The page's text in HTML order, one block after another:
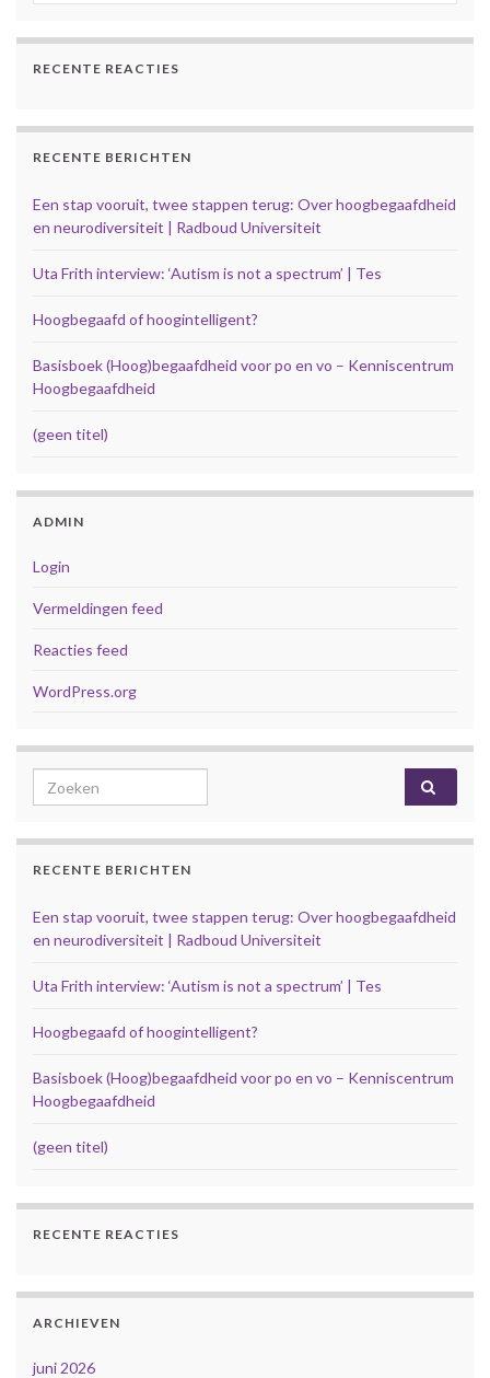
RECENTE REACTIES
RECENTE BERICHTEN
Een stap vooruit, twee stappen terug: Over hoogbegaafdheid
en neurodiversiteit | Radboud Universiteit
Uta Frith interview: ‘Autism is not a spectrum’ | Tes
Hoogbegaafd of hoogintelligent?
Basisboek (Hoog)begaafdheid voor po en vo – Kenniscentrum
Hoogbegaafdheid
(geen titel)
ADMIN
Login
Vermeldingen feed
Reacties feed
WordPress.org
Search for:
RECENTE BERICHTEN
Een stap vooruit, twee stappen terug: Over hoogbegaafdheid
en neurodiversiteit | Radboud Universiteit
Uta Frith interview: ‘Autism is not a spectrum’ | Tes
Hoogbegaafd of hoogintelligent?
Basisboek (Hoog)begaafdheid voor po en vo – Kenniscentrum
Hoogbegaafdheid
(geen titel)
RECENTE REACTIES
ARCHIEVEN
juni 2026